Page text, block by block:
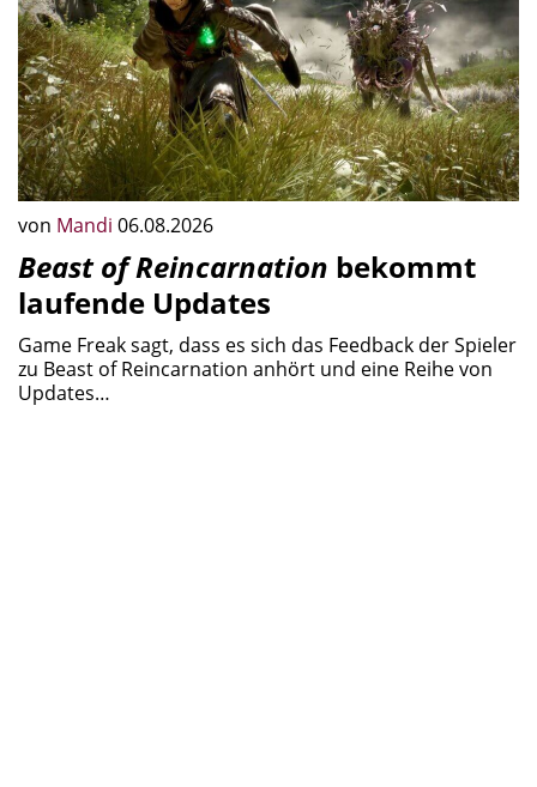
von Mandi 06.08.2026
Beast of Reincarnation bekommt
laufende Updates
Game Freak sagt, dass es sich das Feedback der Spieler
zu Beast of Reincarnation anhört und eine Reihe von
Updates…